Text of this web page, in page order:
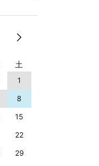
土
1
8
15
22
29